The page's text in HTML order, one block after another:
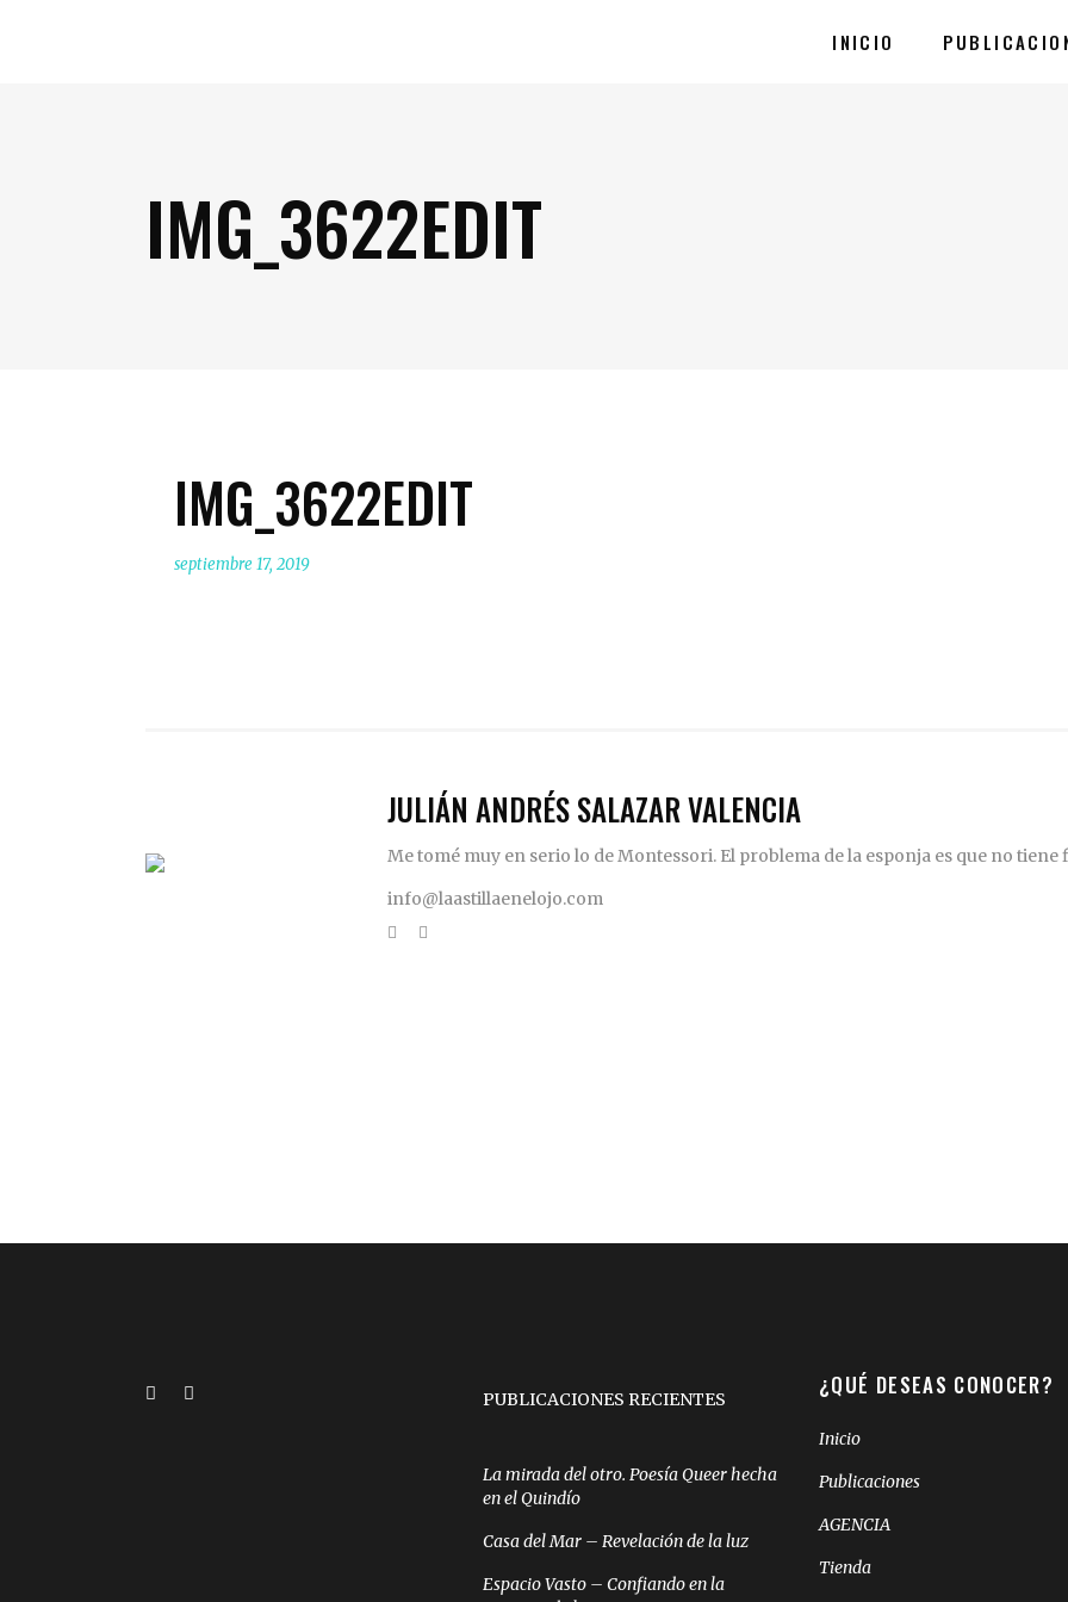
INICIO
IMG_3622EDIT
IMG_3622EDIT
septiembre 17, 2019
JULIÁN ANDRÉS SALAZAR VALENCIA
Me tomé muy en serio lo de Montessori. El problema de la esponja es que no tiene
info@laastillaenelojo.com
PUBLICACIONES RECIENTES
La mirada del otro. Poesía Queer hecha
en el Quindío
Casa del Mar – Revelación de la luz
Espacio Vasto – Confiando en la
¿QUÉ DESEAS CONOCER?
Inicio
Publicaciones
AGENCIA
Tienda